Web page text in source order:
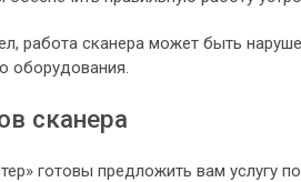
работа сканера может быть
оборудования.
сканера
готовы предложить вам услугу